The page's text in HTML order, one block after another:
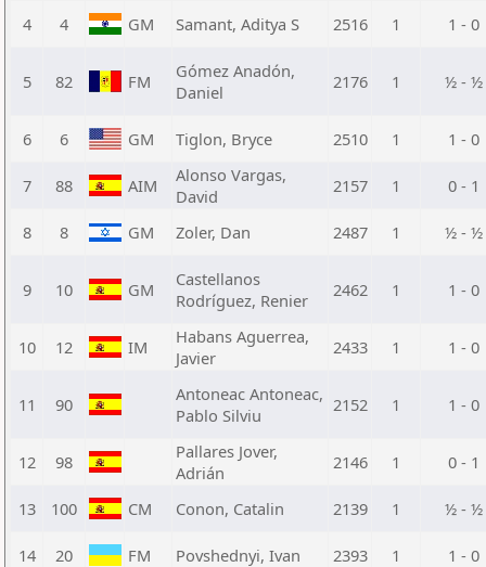
4 4 GM Samant, Aditya S 2516 1 1 - 0
5 82 FM
Gómez Anadón,
Daniel
2176 1 ½ - ½
6 6 GM Tiglon, Bryce 2510 1 1 - 0
7 88 AIM
Alonso Vargas,
David
2157 1 0 - 1
8 8 GM Zoler, Dan 2487 1 ½ - ½
9 10 GM
Castellanos
Rodríguez, Renier
2462 1 1 - 0
10 12 IM
Habans Aguerrea,
Javier
2433 1 1 - 0
11 90
Antoneac Antoneac,
Pablo Silviu
2152 1 1 - 0
12 98
Pallares Jover,
Adrián
2146 1 0 - 1
13 100 CM Conon, Catalin 2139 1 ½ - ½
14 20 FM Povshednyi, Ivan 2393 1 1 - 0